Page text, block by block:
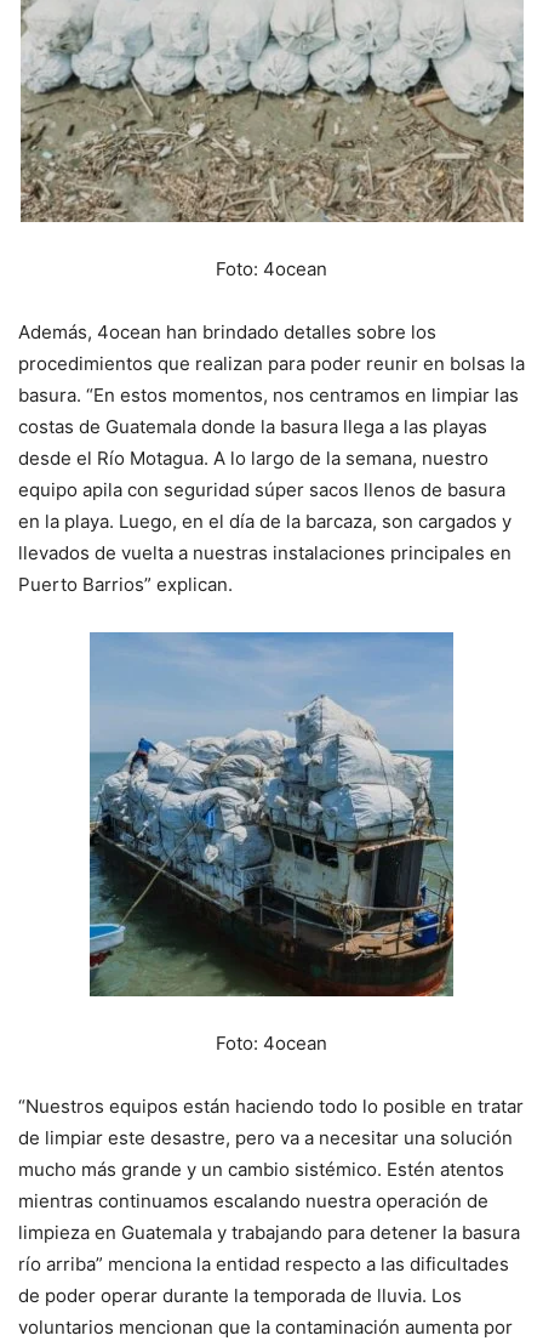
Foto: 4ocean
Además, 4ocean han brindado detalles sobre los
procedimientos que realizan para poder reunir en bolsas la
basura. “En estos momentos, nos centramos en limpiar las
costas de Guatemala donde la basura llega a las playas
desde el Río Motagua. A lo largo de la semana, nuestro
equipo apila con seguridad súper sacos llenos de basura
en la playa. Luego, en el día de la barcaza, son cargados y
llevados de vuelta a nuestras instalaciones principales en
Puerto Barrios” explican.
Foto: 4ocean
“Nuestros equipos están haciendo todo lo posible en tratar
de limpiar este desastre, pero va a necesitar una solución
mucho más grande y un cambio sistémico. Estén atentos
mientras continuamos escalando nuestra operación de
limpieza en Guatemala y trabajando para detener la basura
río arriba” menciona la entidad respecto a las dificultades
de poder operar durante la temporada de lluvia. Los
voluntarios mencionan que la contaminación aumenta por